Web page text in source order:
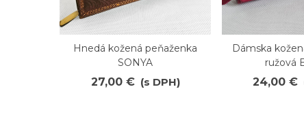
Obľúbené
Hnedá kožená peňaženka
SONYA
27,00 € (s DPH)
Obľúbené
Dámska
ružová
24,00 €